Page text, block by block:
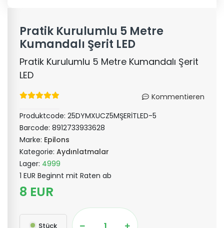
Pratik Kurulumlu 5 Metre
Kumandalı Şerit LED
Pratik Kurulumlu 5 Metre Kumandalı Şerit
LED
Kommentieren
Produktcode: 25DYMXUCZ5MŞERİTLED-5
Barcode: 8912733933628
Marke: Epilons
Kategorie: Aydınlatmalar
Lager: 4999
1 EUR Beginnt mit Raten ab
8 EUR
Stück